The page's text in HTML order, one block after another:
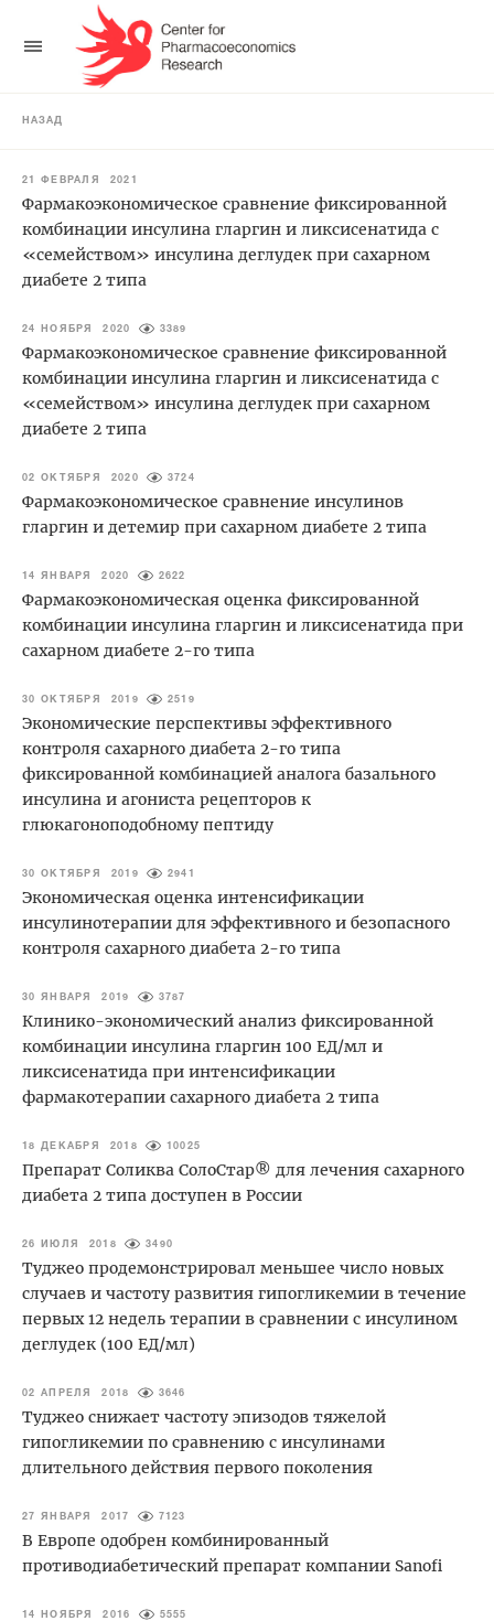
НАЗАД
21 ФЕВРАЛЯ 2021
Фармакоэкономическое сравнение фиксированной
комбинации инсулина гларгин и ликсисенатида с
«семейством» инсулина деглудек при сахарном
диабете 2 типа
24 НОЯБРЯ 2020 3389
Фармакоэкономическое сравнение фиксированной
комбинации инсулина гларгин и ликсисенатида с
«семейством» инсулина деглудек при сахарном
диабете 2 типа
02 ОКТЯБРЯ 2020 3724
Фармакоэкономическое сравнение инсулинов
гларгин и детемир при сахарном диабете 2 типа
14 ЯНВАРЯ 2020 2622
Фармакоэкономическая оценка фиксированной
комбинации инсулина гларгин и ликсисенатида при
сахарном диабете 2-го типа
30 ОКТЯБРЯ 2019 2519
Экономические перспективы эффективного
контроля сахарного диабета 2-го типа
фиксированной комбинацией аналога базального
инсулина и агониста рецепторов к
глюкагоноподобному пептиду
30 ОКТЯБРЯ 2019 2941
Экономическая оценка интенсификации
инсулинотерапии для эффективного и безопасного
контроля сахарного диабета 2-го типа
30 ЯНВАРЯ 2019 3787
Клинико-экономический анализ фиксированной
комбинации инсулина гларгин 100 ЕД/мл и
ликсисенатида при интенсификации
фармакотерапии сахарного диабета 2 типа
18 ДЕКАБРЯ 2018 10025
Препарат Соликва СолоСтар® для лечения сахарного
диабета 2 типа доступен в России
26 ИЮЛЯ 2018 3490
Туджео продемонстрировал меньшее число новых
случаев и частоту развития гипогликемии в течение
первых 12 недель терапии в сравнении с инсулином
деглудек (100 ЕД/мл)
02 АПРЕЛЯ 2018 3646
Туджео снижает частоту эпизодов тяжелой
гипогликемии по сравнению с инсулинами
длительного действия первого поколения
27 ЯНВАРЯ 2017 7123
В Европе одобрен комбинированный
противодиабетический препарат компании Sanofi
14 НОЯБРЯ 2016 5555